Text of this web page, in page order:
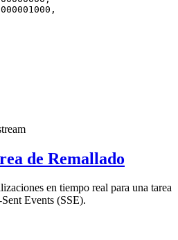
,
de Remallado
en tiempo real para una tarea
Events (SSE).